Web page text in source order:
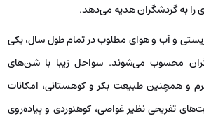
را به گردشگران هدیه می‌دهد.
زیستی و آب و هوای مطلوب در تمام طول سال، یکی
محسوب می‌شوند. سواحل زیبا با شن‌های
و همچنین طبیعت بکر و کوهستانی، امکانات
تفریحی نظیر غواصی، کوهنوردی و پیاده‌روی